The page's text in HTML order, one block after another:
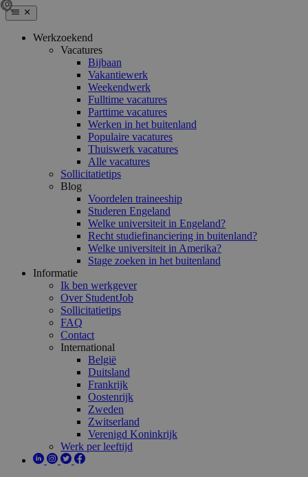
Werkzoekend
Vacatures
Bijbaan
Vakantiewerk
Weekendwerk
Fulltime vacatures
Parttime vacatures
Werken in het buitenland
Populaire vacatures
Thuiswerk vacatures
Alle vacatures
Sollicitatietips
Blog
Voordelen traineeship
Studeren Engeland
Welke universiteit in Engeland?
Recht studiefinanciering in buitenland?
Welke universiteit in Amerika?
Stage zoeken in het buitenland
Informatie
Ik ben werkgever
Over StudentJob
Sollicitatietips
FAQ
Contact
International
België
Duitsland
Frankrijk
Oostenrijk
Zweden
Zwitserland
Verenigd Koninkrijk
Werk per leeftijd